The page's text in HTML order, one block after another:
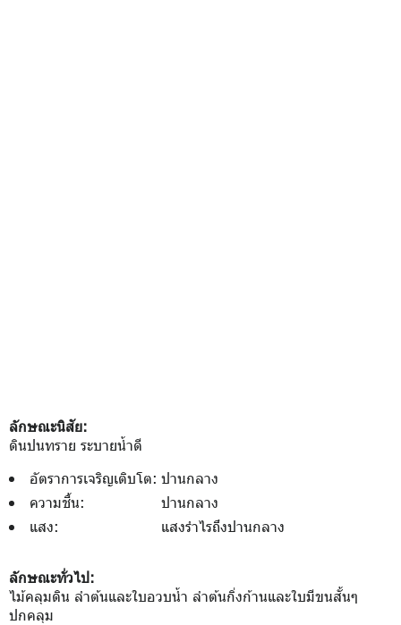
ลักษณะนิสัย:
ดินปนทราย ระบายน้ำดี
อัตราการเจริญเติบโต: ปานกลาง
ความชื้น:
ปานกลาง
แสง:
แสงรำไรถึงปานกลาง
ลักษณะทั่วไป:
ไม้คลุมดิน ลำต้นและใบอวบน้ำ ลำต้นกิ่งก้านและใบมีขนสั้นๆ
ปกคลุม